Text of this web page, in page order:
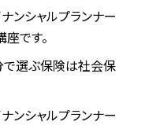
ンシャルプランナー
です。
選ぶ保険は社会保
ンシャルプランナー